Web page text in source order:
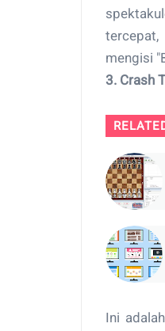
mengisi
3. Crash
Ini